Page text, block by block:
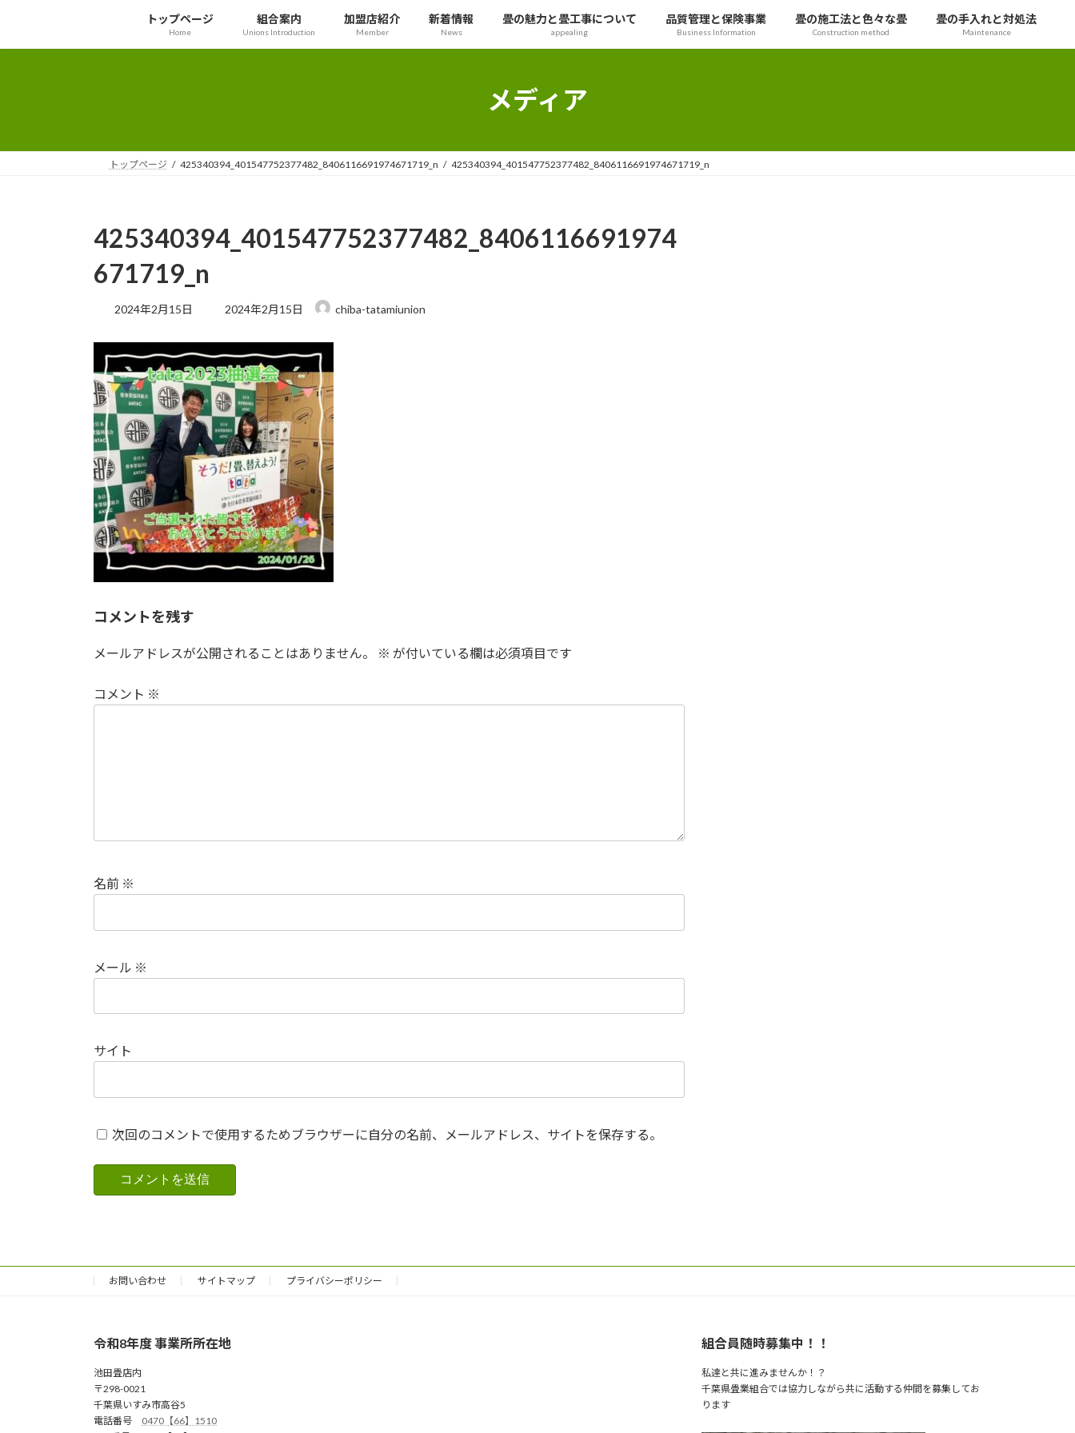
テ
ゲ
トップページ
Home
組合案内
Unions Introduction
加盟店紹介
Member
新着情報
News
畳の魅力と畳工事について
appealing
品質管理と保険事業
Business Information
畳の施工法と色々な畳
Construction method
畳の手入れと対処法
Maintenance
メディア
トップページ 425340394_401547752377482_8406116691974671719_n 425340394_401547752377482_8406116691974671719_n
425340394_401547752377482_8406116691974
671719_n
2024年2月15日
最
新
日
時
:
2024年2月15日 chiba-tatamiunion
コメントを残す
メールアドレスが公開されることはありません。 ※ が付いている欄は必須項目です
コメント ※
名前 ※
メール ※
サイト
次回のコメントで使用するためブラウザーに自分の名前、メールアドレス、サイトを保存する。
お問い合わせ サイトマップ プライバシーポリシー
令和8年度 事業所所在地
池田畳店内
〒298-0021
千葉県いすみ市高谷5
電話番号 0470【66】1510
組合員随時募集中！！
私達と共に進みませんか！？
千葉県畳業組合では協力しながら共に活動する仲間を募集してお
ります